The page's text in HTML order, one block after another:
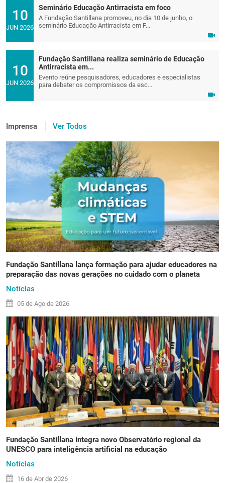
10
JUN 2026
Seminário Educação Antirracista em foco
A Fundação Santillana promoveu, no dia 10 de junho, o
seminário Educação Antirracista em F...
10
JUN 2026
Fundação Santillana realiza seminário de Educação
Antirracista em...
Evento reúne pesquisadores, educadores e especialistas
para debater os compromissos da esc...
Imprensa Ver Todos
Fundação Santillana lança formação para ajudar educadores na
preparação das novas gerações no cuidado com o planeta
Notícias
05 de Ago de 2026
Fundação Santillana integra novo Observatório regional da
UNESCO para inteligência artificial na educação
Notícias
16 de Abr de 2026